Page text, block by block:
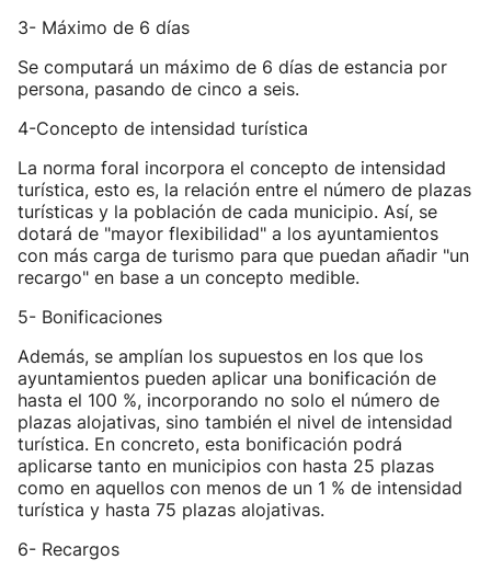
3- Máximo de 6 días
Se computará un máximo de 6 días de estancia por
persona, pasando de cinco a seis.
4-Concepto de intensidad turística
La norma foral incorpora el concepto de intensidad
turística, esto es, la relación entre el número de plazas
turísticas y la población de cada municipio. Así, se
dotará de "mayor flexibilidad" a los ayuntamientos
con más carga de turismo para que puedan añadir "un
recargo" en base a un concepto medible.
5- Bonificaciones
Además, se amplían los supuestos en los que los
ayuntamientos pueden aplicar una bonificación de
hasta el 100 %, incorporando no solo el número de
plazas alojativas, sino también el nivel de intensidad
turística. En concreto, esta bonificación podrá
aplicarse tanto en municipios con hasta 25 plazas
como en aquellos con menos de un 1 % de intensidad
turística y hasta 75 plazas alojativas.
6- Recargos